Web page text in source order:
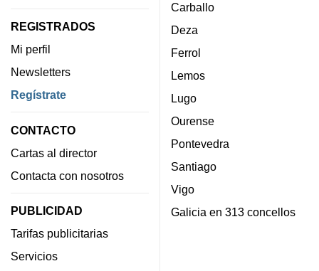
REGISTRADOS
Mi perfil
Newsletters
Regístrate
CONTACTO
Cartas al director
Contacta con nosotros
PUBLICIDAD
Tarifas publicitarias
Servicios
Carballo
Deza
Ferrol
Lemos
Lugo
Ourense
Pontevedra
Santiago
Vigo
Galicia en 313 concellos